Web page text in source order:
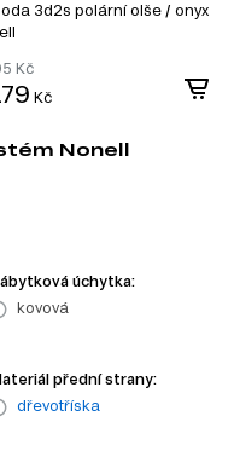
3d2s polární olše / onyx
Kč
Kč
Nonell
úchytka:
kovová
přední strany:
dřevotříska